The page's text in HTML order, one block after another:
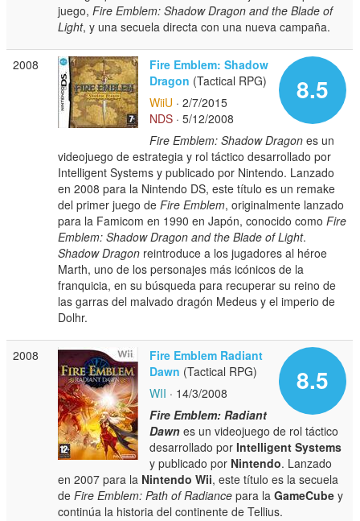
juego,Fire Emblem: Shadow Dragon and the Blade of
Light, y una secuela directa con una nueva campaña.
2008
8.5
Fire Emblem: Shadow
Dragon (Tactical RPG)
WiiU · 2/7/2015
NDS · 5/12/2008
Fire Emblem: Shadow Dragon es un
videojuego de estrategia y rol táctico desarrollado por
Intelligent Systems y publicado por Nintendo. Lanzado
en 2008 para la Nintendo DS, este título es un remake
del primer juego deFire Emblem, originalmente lanzado
para la Famicom en 1990 en Japón, conocido comoFire
Emblem: Shadow Dragon and the Blade of Light.
Shadow Dragon reintroduce a los jugadores al héroe
Marth, uno de los personajes más icónicos de la
franquicia, en su búsqueda para recuperar su reino de
las garras del malvado dragón Medeus y el imperio de
Dolhr.
2008
8.5
Fire Emblem Radiant
Dawn (Tactical RPG)
WII · 14/3/2008
Fire Emblem: Radiant
Dawn es un videojuego de rol táctico
desarrollado porIntelligent Systems
y publicado por Nintendo. Lanzado
en 2007 para la Nintendo Wii, este título es la secuela
deFire Emblem: Path of Radiance para laGameCube y
continúa la historia del continente de Tellius.